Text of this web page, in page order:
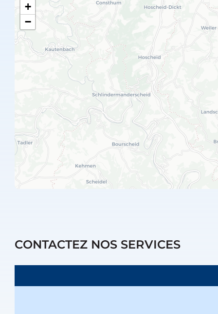
+
−
CONTACTEZ NOS SERVICES